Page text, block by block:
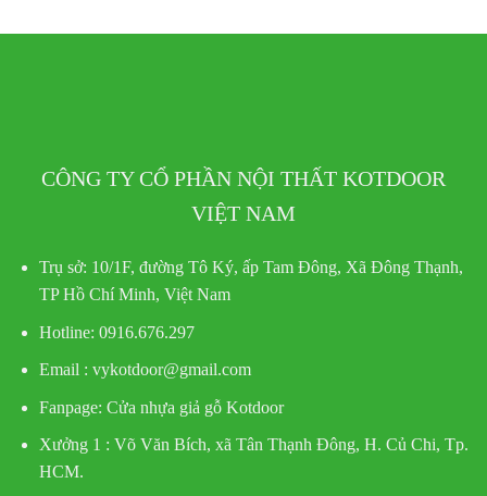
CÔNG TY CỔ PHẦN NỘI THẤT KOTDOOR
VIỆT NAM
Trụ sở: 10/1F, đường Tô Ký, ấp Tam Đông, Xã Đông Thạnh,
TP Hồ Chí Minh, Việt Nam
Hotline: 0916.676.297
Email : vykotdoor@gmail.com
Fanpage: Cửa nhựa giả gỗ Kotdoor
Xưởng 1 : Võ Văn Bích, xã Tân Thạnh Đông, H. Củ Chi, Tp.
HCM.